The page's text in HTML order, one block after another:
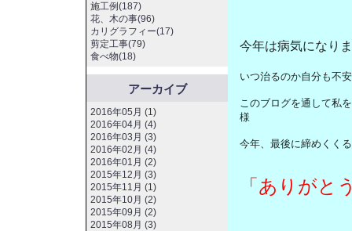
今年は病気になり
いつ治るのか自分も不
このブログを通して私
様
今年、最後に締めくく
「ありがと
施工例(187)
花、木の事(96)
カリグラフィー(17)
剪定工事(79)
食べ物(18)
アーカイブ
2016年05月 (1)
2016年04月 (4)
2016年03月 (3)
2016年02月 (4)
2016年01月 (2)
2015年12月 (3)
2015年11月 (1)
2015年10月 (2)
2015年09月 (2)
2015年08月 (3)